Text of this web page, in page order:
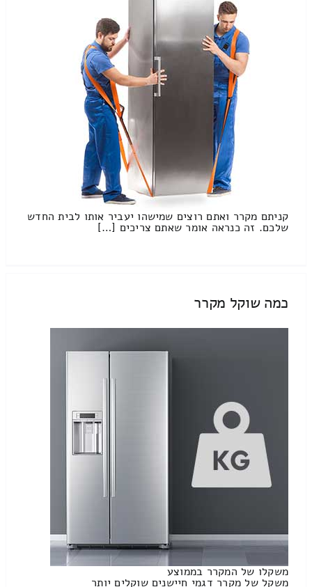
קניתם מקרר ואתם רוצים שמישהו יעביר אותו לבית החדש
שלכם. זה כנראה אומר שאתם צריכים […]
כמה שוקל מקרר
משקלו של המקרר בממוצע
משקל של מקרר דגמי חיישנים שוקלים יותר